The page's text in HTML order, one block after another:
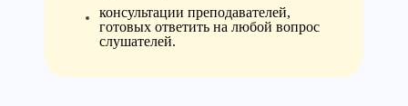
консультации преподавателей,
готовых ответить на любой вопрос
слушателей.